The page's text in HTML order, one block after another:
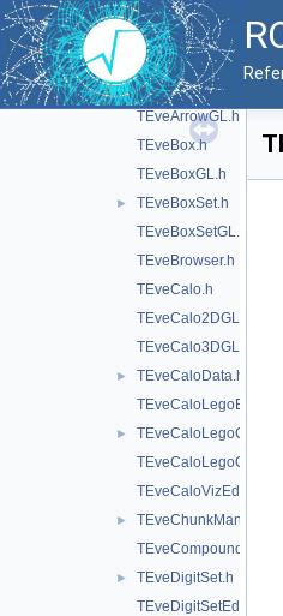
▼
inc
TEveArrow.h
TEveArrowEditor.h
TEveArrowGL.h
TEveBox.h
TEveBoxGL.h
►
TEveBoxSet.h
TEveBoxSetGL.h
TEveBrowser.h
TEveCalo.h
TEveCalo2DGL.h
TEveCalo3DGL.h
►
TEveCaloData.h
TEveCaloLegoEditor.h
►
TEveCaloLegoGL.h
TEveCaloVizEditor.h
►
TEveChunkManager.h
TEveCompound.h
►
TEveDigitSet.h
TEveDigitSetEditor.h